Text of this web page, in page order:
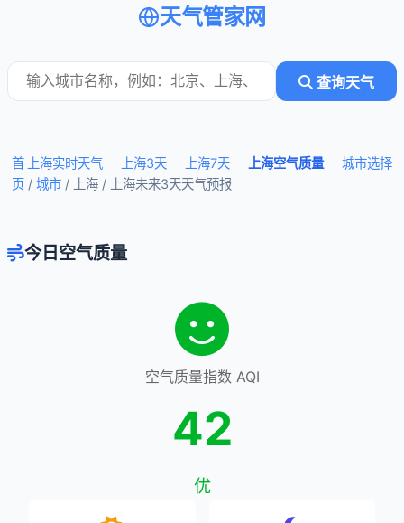
天气管家网
查询天气
上海实时天气 上海3天 上海7天 上海空气质量 城市选择
首
页 / 城市 / 上海 / 上海未来3天天气预报
今日空气质量
空气质量指数 AQI
42
优